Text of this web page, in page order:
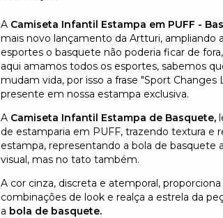
A Camiseta Infantil Estampa em PUFF -
mais novo lançamento da Artturi, ampliando
esportes o basquete não poderia ficar de
aqui amamos todos os esportes, sabemos
mudam vida, por isso a frase "Sport Changes
presente em nossa estampa exclusiva.
A Camiseta Infantil Estampa de Basquete,
de estamparia em PUFF, trazendo textura e
estampa, representando a bola de basquete
visual, mas no tato também.
A cor cinza, discreta e atemporal,
combinações de look e realça a estrela da
a bola de basquete.